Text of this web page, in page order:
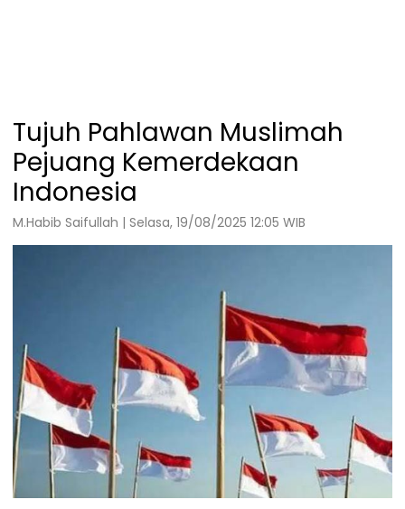
Tujuh Pahlawan Muslimah
Pejuang Kemerdekaan
Indonesia
M.Habib Saifullah | Selasa, 19/08/2025 12:05 WIB